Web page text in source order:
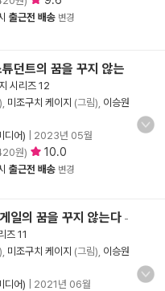
출근전 배송 변경
던트의 꿈을 꾸지 않는
시리즈 12
미조구치 케이지 (그림), 이승원
디어)
2023년 05월
원) 10.0
출근전 배송 변경
일의 꿈을 꾸지 않는다 -
즈 11
미조구치 케이지 (그림), 이승원
디어)
2021년 06월